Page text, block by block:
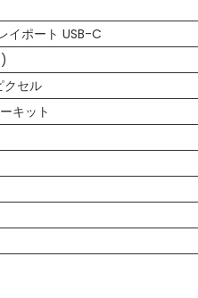
イポート USB-C
セル
キット